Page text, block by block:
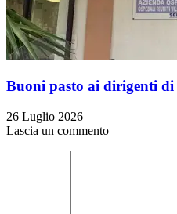
Buoni pasto ai dirigenti
26 Luglio 2026
Lascia un commento